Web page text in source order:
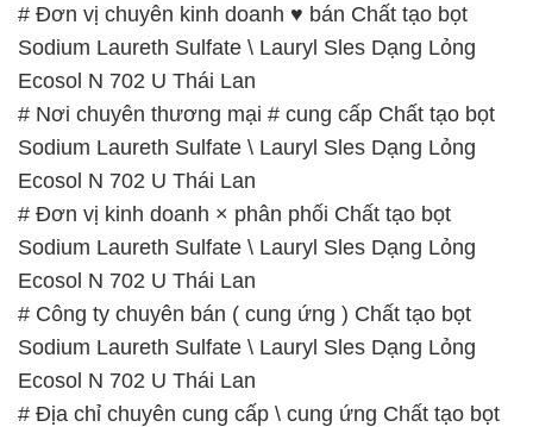
# Đơn vị chuyên kinh doanh ♥ bán Chất tạo bọt
Sodium Laureth Sulfate \ Lauryl Sles Dạng Lỏng
Ecosol N 702 U Thái Lan
# Nơi chuyên thương mại # cung cấp Chất tạo bọt
Sodium Laureth Sulfate \ Lauryl Sles Dạng Lỏng
Ecosol N 702 U Thái Lan
# Đơn vị kinh doanh × phân phối Chất tạo bọt
Sodium Laureth Sulfate \ Lauryl Sles Dạng Lỏng
Ecosol N 702 U Thái Lan
# Công ty chuyên bán ( cung ứng ) Chất tạo bọt
Sodium Laureth Sulfate \ Lauryl Sles Dạng Lỏng
Ecosol N 702 U Thái Lan
# Địa chỉ chuyên cung cấp \ cung ứng Chất tạo bọt